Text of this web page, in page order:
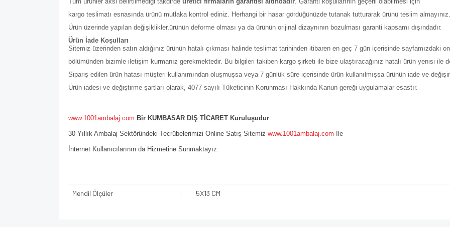
kargo teslimatı esnasında ürünü mutlaka kontrol ediniz. Herhangi bir hasar gördüğünüzde tutanak tutturarak ürünü teslim almayınız.
Ürün üzerinde yapılan değişiklikler,ürünün deforme olması ya da ürünün orijinal dizaynının bozulması garanti kapsamı dışındadır.
Ürün İade Koşulları
Sitemiz üzerinden satın aldığınız ürünün hatalı çıkması halinde teslimat tarihinden itibaren en geç 7 gün içerisinde sayfamızdaki
bölümünden bizimle iletişim kurmanız gerekmektedir. Bu bilgileri takiben kargo şirketi ile bize ulaştıracağınız hatalı ürün yenisi ile
Sipariş edilen ürün hatası müşteri kullanımından oluşmuşsa veya 7 günlük süre içerisinde ürün kullanılmışsa ürünün iade ve
Ürün iadesi ve değiştirme şartları olarak, 4077 sayılı Tüketicinin Korunması Hakkında Kanun gereği uygulamalar esastır.
www.1001ambalaj.com Bir KUMBASAR DIŞ TİCARET Kuruluşudur.
30 Yıllık Ambalaj Sektöründeki Tecrübelerimizi Online Satış Sitemiz www.1001ambalaj.com İle
İnternet Kullanıcılarının da Hizmetine Sunmaktayız.
Mendil Ölçüler : 5X13 CM